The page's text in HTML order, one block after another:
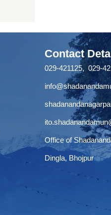
Contact
029-421125, 029-
Office of
Dingla, Bhojpur